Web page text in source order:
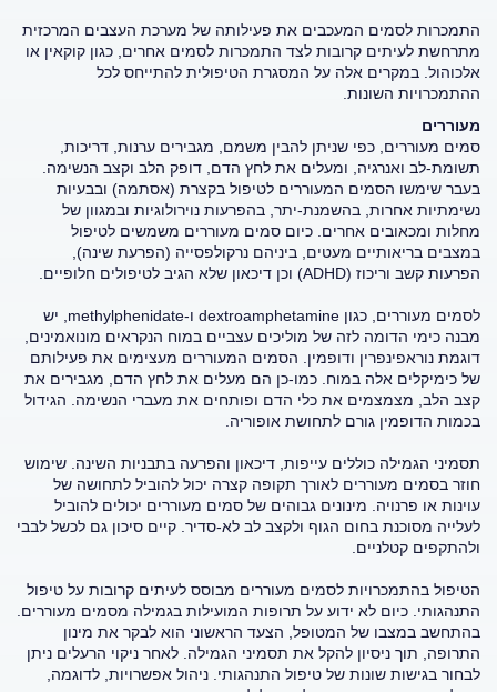
התמכרות לסמים המעכבים את פעילותה של מערכת העצבים המרכזית
מתרחשת לעיתים קרובות לצד התמכרות לסמים אחרים, כגון קוקאין או
אלכוהול. במקרים אלה על המסגרת הטיפולית להתייחס לכל
ההתמכרויות השונות.
מעוררים
סמים מעוררים, כפי שניתן להבין משמם, מגבירים ערנות, דריכות,
תשומת-לב ואנרגיה, ומעלים את לחץ הדם, דופק הלב וקצב הנשימה.
בעבר שימשו הסמים המעוררים לטיפול בקצרת (אסתמה) ובבעיות
נשימתיות אחרות, בהשמנת-יתר, בהפרעות נוירולוגיות ובמגוון של
מחלות ומכאובים אחרים. כיום סמים מעוררים משמשים לטיפול
במצבים בריאותיים מעטים, ביניהם נרקולפסייה (הפרעת שינה),
הפרעות קשב וריכוז (ADHD) וכן דיכאון שלא הגיב לטיפולים חלופיים.
לסמים מעוררים, כגון dextroamphetamine ו-methylphenidate, יש
מבנה כימי הדומה לזה של מוליכים עצביים במוח הנקראים מונואמינים,
דוגמת נוראפינפרין ודופמין. הסמים המעוררים מעצימים את פעילותם
של כימיקלים אלה במוח. כמו-כן הם מעלים את לחץ הדם, מגבירים את
קצב הלב, מצמצמים את כלי הדם ופותחים את מעברי הנשימה. הגידול
בכמות הדופמין גורם לתחושת אופוריה.
תסמיני הגמילה כוללים עייפות, דיכאון והפרעה בתבניות השינה. שימוש
חוזר בסמים מעוררים לאורך תקופה קצרה יכול להוביל לתחושה של
עוינות או פרנויה. מינונים גבוהים של סמים מעוררים יכולים להוביל
לעלייה מסוכנת בחום הגוף ולקצב לב לא-סדיר. קיים סיכון גם לכשל לבבי
ולהתקפים קטלניים.
הטיפול בהתמכרויות לסמים מעוררים מבוסס לעיתים קרובות על טיפול
התנהגותי. כיום לא ידוע על תרופות המועילות בגמילה מסמים מעוררים.
בהתחשב במצבו של המטופל, הצעד הראשוני הוא לבקר את מינון
התרופה, תוך ניסיון להקל את תסמיני הגמילה. לאחר ניקוי הרעלים ניתן
לבחור בגישות שונות של טיפול התנהגותי. ניהול אפשרויות, לדוגמה,